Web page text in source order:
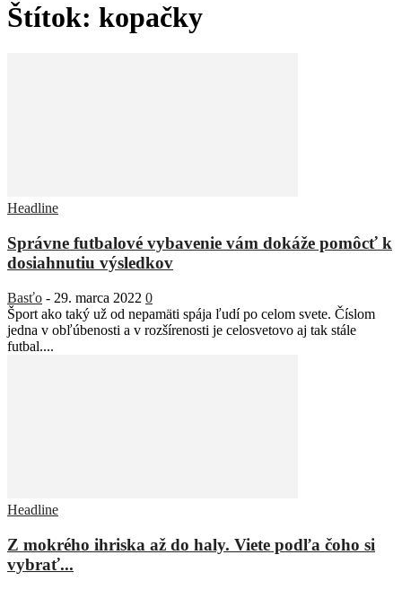
Štítok: kopačky
Headline
Správne futbalové vybavenie vám dokáže pomôcť k
dosiahnutiu výsledkov
Basťo - 29. marca 2022 0
Šport ako taký už od nepamäti spája ľudí po celom svete. Číslom
jedna v obľúbenosti a v rozšírenosti je celosvetovo aj tak stále
futbal....
Headline
Z mokrého ihriska až do haly. Viete podľa čoho si
vybrať...